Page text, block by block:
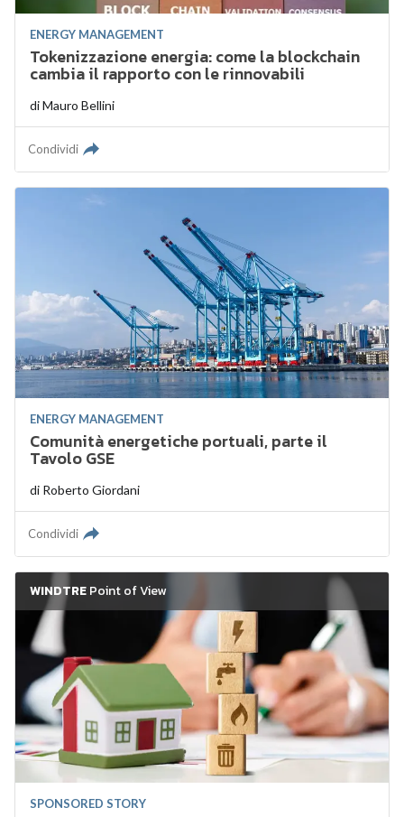
ENERGY MANAGEMENT
Tokenizzazione energia: come la blockchain
cambia il rapporto con le rinnovabili
diMauro Bellini
Condividi
ENERGY MANAGEMENT
Comunità energetiche portuali, parte il
Tavolo GSE
di Roberto Giordani
Condividi
WINDTREPoint of View
SPONSORED STORY